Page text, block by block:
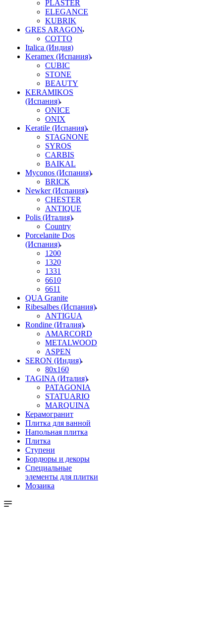
PLASTER
ELEGANCE
KUBRIK
GRES ARAGON
COTTO
Italica (Индия)
Keramex (Испания)
CUBIC
STONE
BEAUTY
KERAMIKOS
(Испания)
ONICE
ONIX
Keratile (Испания)
STAGNONE
SYROS
CARBIS
BAIKAL
Myconos (Испания)
BRICK
Newker (Испания)
CHESTER
ANTIQUE
Polis (Италия)
Country
Porcelanite Dos
(Испания)
1200
1320
1331
6610
6611
QUA Granite
Ribesalbes (Испания)
ANTIGUA
Rondine (Италия)
AMARCORD
METALWOOD
ASPEN
SERON (Индия)
80x160
TAGINA (Италия)
PATAGONIA
STATUARIO
MARQUINA
Керамогранит
Плитка для ванной
Напольная плитка
Плитка
Ступени
Бордюры и декоры
Специальные
элементы для плитки
Мозаика